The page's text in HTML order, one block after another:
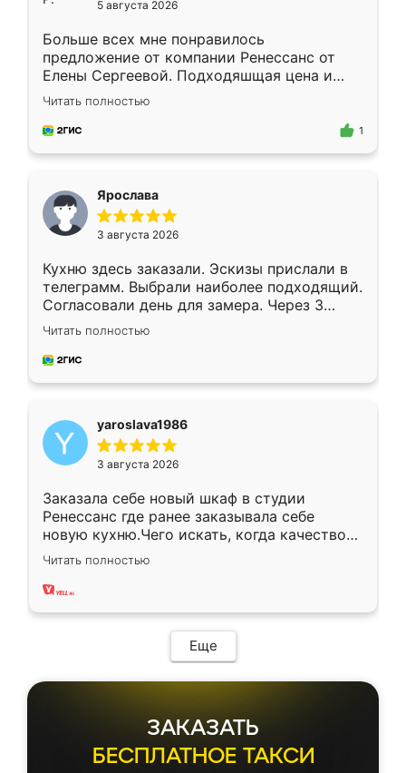
5 августа 2026
Больше всех мне понравилось
предложение от компании Ренессанс от
Елены Сергеевой. Подходяшщая цена и
короткие сроки изготовления. Приехавший
для замера сотрудник Владислав
предложил по моему эскизу самый
Читать полностью
1
Ярослава
3 августа 2026
Кухню здесь заказали. Эскизы прислали в
телеграмм. Выбрали наиболее подходящий.
Согласовали день для замера. Через 3
недели кухня была уже готова. Остались
довольны работой. Спасибо Ренессанс
мебель за качественную работу!
Читать полностью
yaroslava1986
3 августа 2026
Заказала себе новый шкаф в студии
Ренессанс где ранее заказывала себе
новую кухню.Чего искать, когда качеством
вполне довольна. Служит кухня уже почти
два года, нареканий нет.
Читать полностью
Еще
ЗАКАЗАТЬ
БЕСПЛАТНОЕ ТАКСИ